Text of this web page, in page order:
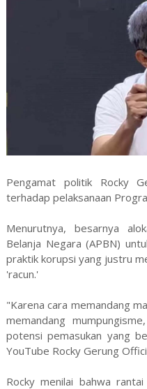
Pengamat politik Rocky
terhadap pelaksanaan
Menurutnya, besarnya
Belanja Negara (APBN)
praktik korupsi yang justru
'racun.'
"Karena cara memandang
memandang
potensi pemasukan yang
YouTube Rocky Gerung
Rocky menilai bahwa